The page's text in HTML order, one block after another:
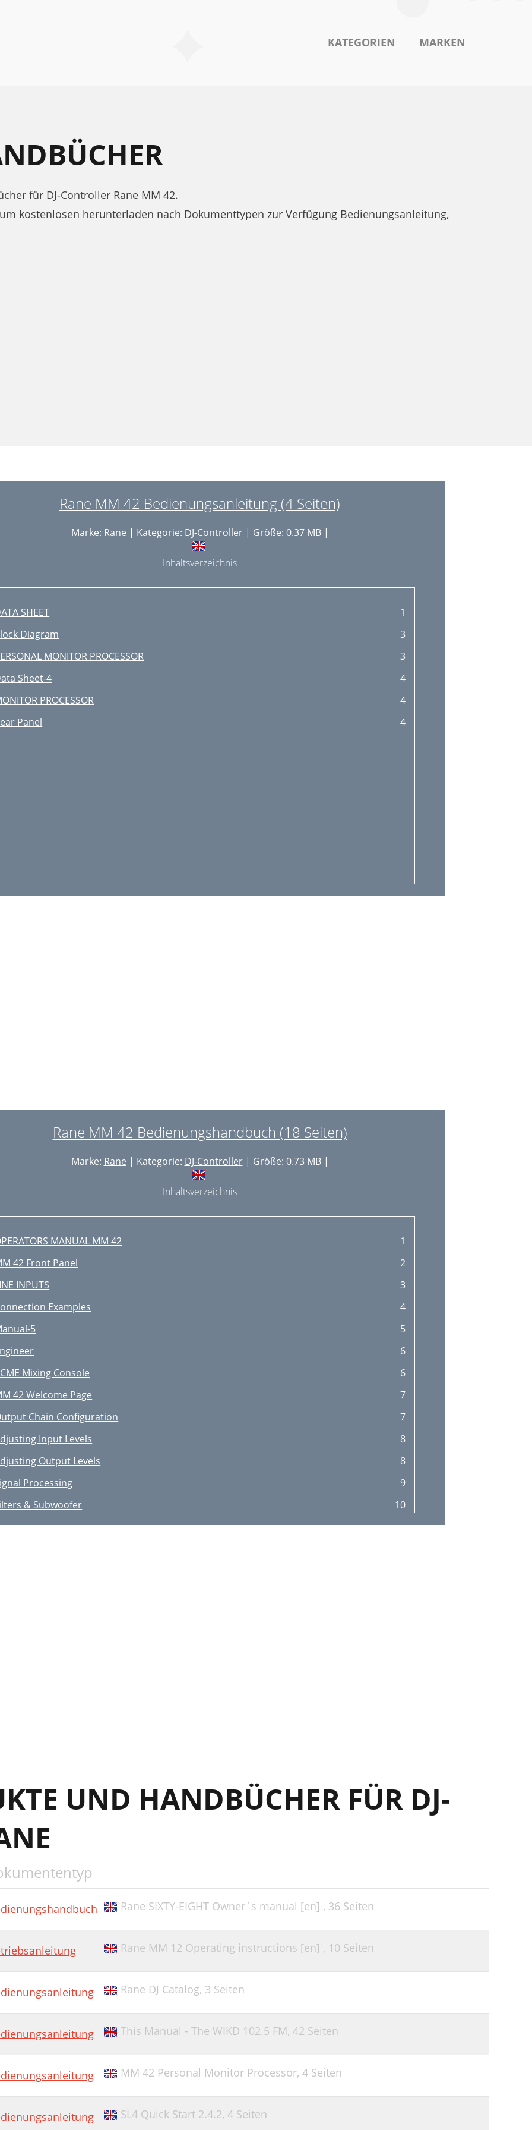
KATEGORIEN MARKEN
für DJ-Controller Rane MM 42.
kostenlosen herunterladen nach Dokumenttypen zur Verfügung Bedienungsanleitung,
Rane MM 42 Bedienungsanleitung (4 Seiten)
Marke: Rane | Kategorie: DJ-Controller| Größe: 0.37 MB |
Inhaltsverzeichnis
SHEET
1
Diagram
3
MONITOR PROCESSOR
3
Sheet-4
4
PROCESSOR
4
Panel
4
Rane MM 42 Bedienungshandbuch (18 Seiten)
Marke: Rane | Kategorie: DJ-Controller| Größe: 0.73 MB |
Inhaltsverzeichnis
MANUAL MM 42
1
42 Front Panel
2
INPUTS
3
Examples
4
5
5
6
Mixing Console
6
42 Welcome Page
7
Chain Conﬁguration
7
Input Levels
8
Output Levels
8
Processing
9
& Subwoofer
10
Band Compressor
11
UND HANDBÜCHER FÜR DJ-
Rane SIXTY-EIGHT Owner`s manual [en] , 36 Seiten
Rane MM 12 Operating instructions [en] , 10 Seiten
Rane DJ Catalog, 3 Seiten
This Manual - The WIKD 102.5 FM, 42 Seiten
MM 42 Personal Monitor Processor, 4 Seiten
SL4 Quick Start 2.4.2, 4 Seiten